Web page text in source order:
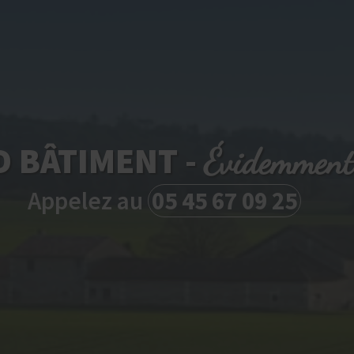
BÂTIMENT -
Appelez au 05 45 67 09 25